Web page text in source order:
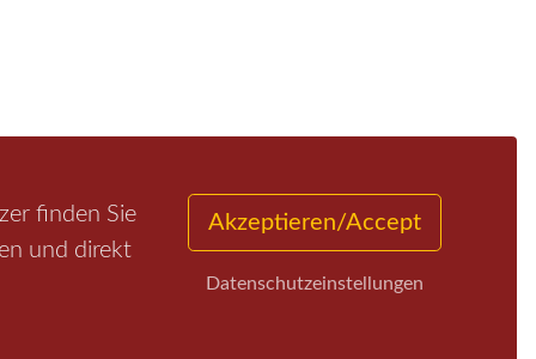
finden Sie
und direkt
Akzeptieren/Accept
Datenschutzeinstellungen